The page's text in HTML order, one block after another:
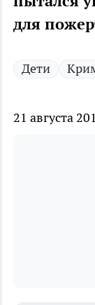
для
Дети
21 августа